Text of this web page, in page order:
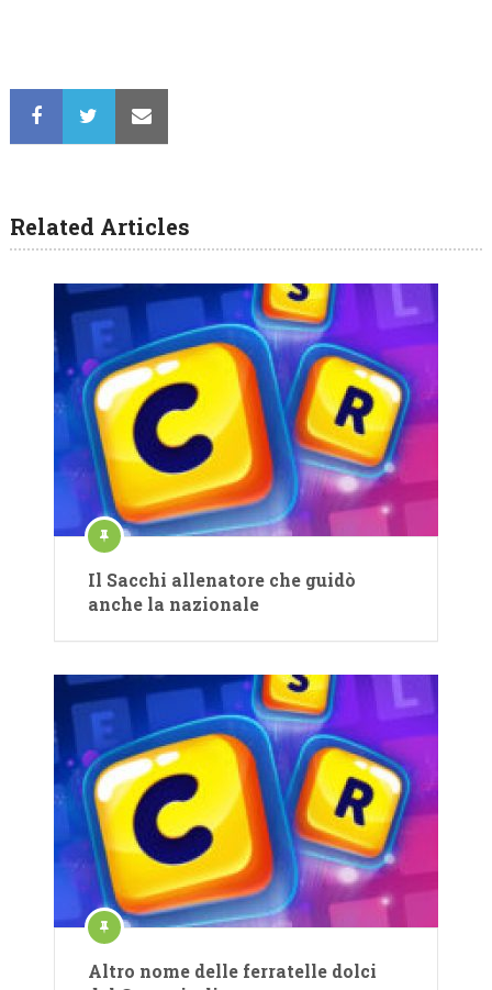
Related Articles
Il Sacchi allenatore che guidò
anche la nazionale
Altro nome delle ferratelle dolci